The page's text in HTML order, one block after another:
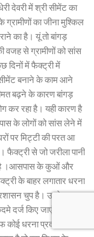
देवरी में श्री सीमेंट का
का जीना मुश्किल
का है। यूं तो बांगड़
वजह से ग्रामीणों को सांस
दिनों में फैक्ट्री में
बनाने के काम आने
बढ़ने के कारण बांगड़
कर रहा है। यही कारण है
के लोगों को सांस लेने में
पर मिट्टी की परत आ
फैक्ट्री से जो जरीला पानी
है ।आसपास के कुओं और
के बाहर लगातार धरना
चुप है। उल्टे
दर्ज किए जाएंगे। जिला
धरना प्रदर्शन हो।